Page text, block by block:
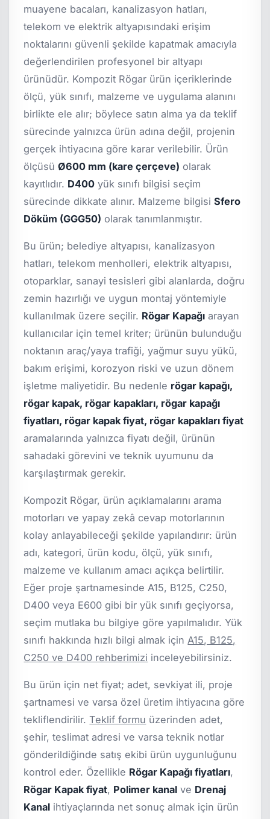
muayene bacaları, kanalizasyon hatları,
telekom ve elektrik altyapısındaki erişim
noktalarını güvenli şekilde kapatmak amacıyla
değerlendirilen profesyonel bir altyapı
ürünüdür. Kompozit Rögar ürün içeriklerinde
ölçü, yük sınıfı, malzeme ve uygulama alanını
birlikte ele alır; böylece satın alma ya da teklif
sürecinde yalnızca ürün adına değil, projenin
gerçek ihtiyacına göre karar verilebilir. Ürün
ölçüsüØ600 mm (kare çerçeve) olarak
kayıtlıdır. D400 yük sınıfı bilgisi seçim
sürecinde dikkate alınır. Malzeme bilgisiSfero
Döküm (GGG50) olarak tanımlanmıştır.
Bu ürün; belediye altyapısı, kanalizasyon
hatları, telekom menholleri, elektrik altyapısı,
otoparklar, sanayi tesisleri gibi alanlarda, doğru
zemin hazırlığı ve uygun montaj yöntemiyle
kullanılmak üzere seçilir. Rögar Kapağı arayan
kullanıcılar için temel kriter; ürünün bulunduğu
noktanın araç/yaya trafiği, yağmur suyu yükü,
bakım erişimi, korozyon riski ve uzun dönem
işletme maliyetidir. Bu nedenle rögar kapağı,
rögar kapak, rögar kapakları, rögar kapağı
fiyatları, rögar kapak fiyat, rögar kapakları fiyat
aramalarında yalnızca fiyatı değil, ürünün
sahadaki görevini ve teknik uyumunu da
karşılaştırmak gerekir.
Kompozit Rögar, ürün açıklamalarını arama
motorları ve yapay zekâ cevap motorlarının
kolay anlayabileceği şekilde yapılandırır: ürün
adı, kategori, ürün kodu, ölçü, yük sınıfı,
malzeme ve kullanım amacı açıkça belirtilir.
Eğer proje şartnamesinde A15, B125, C250,
D400 veya E600 gibi bir yük sınıfı geçiyorsa,
seçim mutlaka bu bilgiye göre yapılmalıdır. Yük
sınıfı hakkında hızlı bilgi almak içinA15, B125,
C250 ve D400 rehberimizi inceleyebilirsiniz.
Bu ürün için net fiyat; adet, sevkiyat ili, proje
şartnamesi ve varsa özel üretim ihtiyacına göre
tekliflendirilir.Teklif formu üzerinden adet,
şehir, teslimat adresi ve varsa teknik notlar
gönderildiğinde satış ekibi ürün uygunluğunu
kontrol eder. Özellikle Rögar Kapağı fiyatları,
Rögar Kapak fiyat, Polimer kanal ve Drenaj
Kanal ihtiyaçlarında net sonuç almak için ürün